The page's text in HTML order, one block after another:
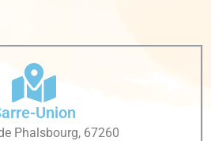
Union
Phalsbourg, 67260